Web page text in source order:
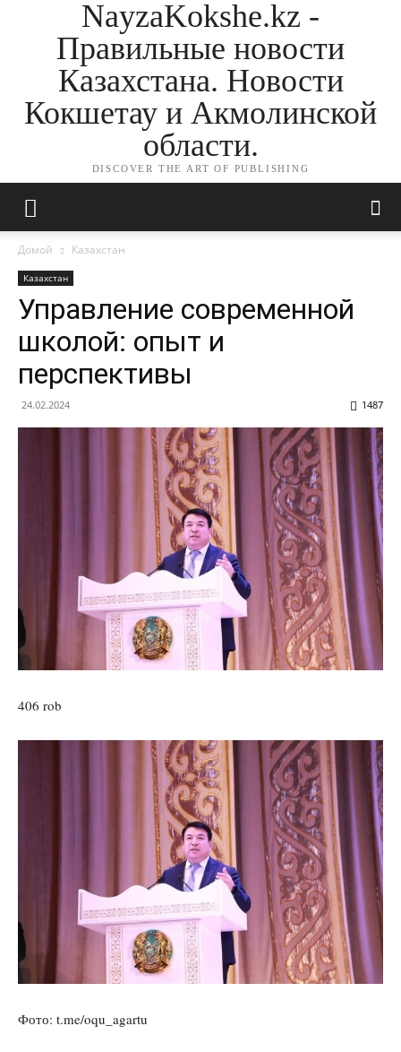
NayzaKokshe.kz -
Правильные новости
Казахстана. Новости
Кокшетау и Акмолинской
области.
DISCOVER THE ART OF PUBLISHING
Домой Казахстан
Казахстан
Управление современной
школой: опыт и
перспективы
24.02.2024 1487
406 rob
Фото: t.me/oqu_agartu